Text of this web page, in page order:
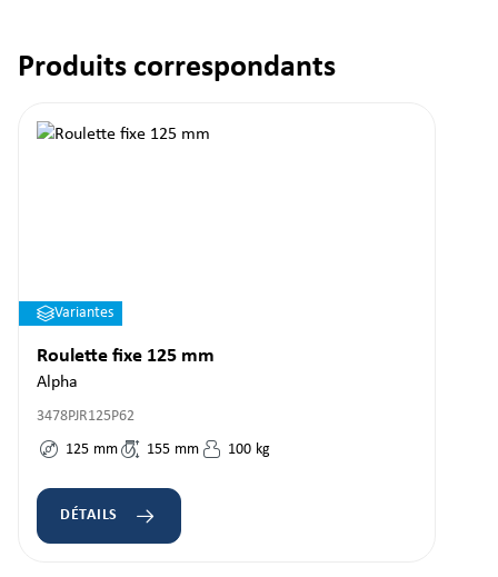
Ignorer la galerie de produits
Produits correspondants
Variantes
Roulette fixe 125 mm
Alpha
3478PJR125P62
125 mm 155 mm 100 kg
DÉTAILS